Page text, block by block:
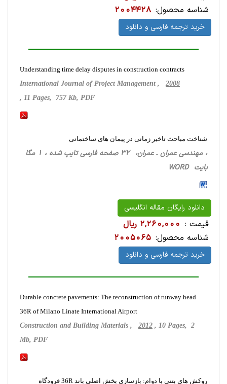
شناسه محصول: 2004428
خرید ترجمه فارسی و دانلود
Understanding time delay disputes in construction contracts
International Journal of Project Management , 2008
, 11 Pages, 757 Kb, PDF
شناخت مباحث تاخیر زمانی در پیمان های ساختمانی
، مهندسی عمران ـ عمران، 32 صفحه فارسی تایپ شده ، 1 مگا
بایت WORD
دانلود رایگان مقاله انگلیسی
قیمت : 2,260,000 ریال
شناسه محصول: 2005065
خرید ترجمه فارسی و دانلود
Durable concrete pavements: The reconstruction of runway head
36R of Milano Linate International Airport
Construction and Building Materials , 2012 , 10 Pages, 2
Mb, PDF
روکش های بتنی با دوام: بازسازی بخش اصلی باند 36R فرودگاه